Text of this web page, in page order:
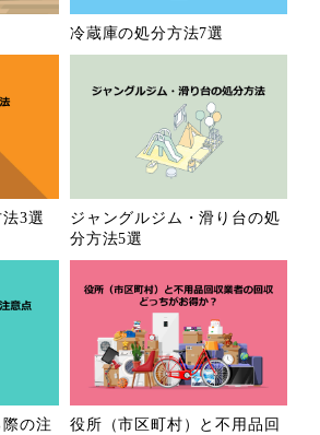
冷蔵庫の処分方法7選
3選
ジャングルジム・滑り台の処
分方法5選
の注
役所（市区町村）と不用品回